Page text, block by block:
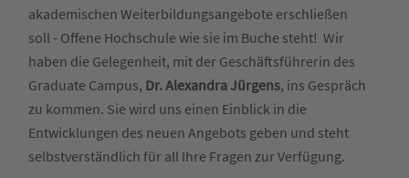
akademischen Weiterbildungsangebote erschließen
soll - Offene Hochschule wie sie im Buche steht! Wir
haben die Gelegenheit, mit der Geschäftsführerin des
Graduate Campus, Dr. Alexandra Jürgens, ins Gespräch
zu kommen. Sie wird uns einen Einblick in die
Entwicklungen des neuen Angebots geben und steht
selbstverständlich für all Ihre Fragen zur Verfügung.